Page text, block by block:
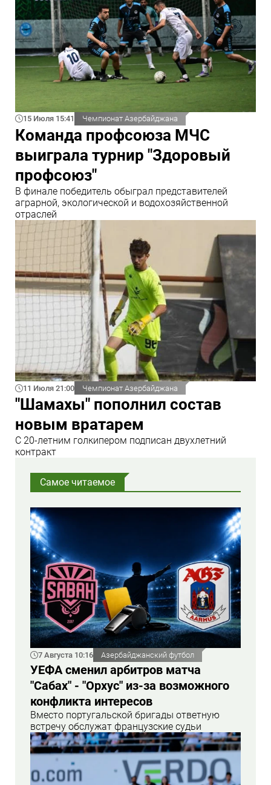
15 Июля 15:41 Чемпионат Азербайджана
Команда профсоюза МЧС
выиграла турнир "Здоровый
профсоюз"
В финале победитель обыграл представителей
аграрной, экологической и водохозяйственной
отраслей
11 Июля 21:00 Чемпионат Азербайджана
"Шамахы" пополнил состав
новым вратарем
С 20-летним голкипером подписан двухлетний
контракт
Самое читаемое
7 Августа 10:16 Азербайджанский футбол
УЕФА сменил арбитров матча
"Сабах" - "Орхус" из-за возможного
конфликта интересов
Вместо португальской бригады ответную
встречу обслужат французские судьи